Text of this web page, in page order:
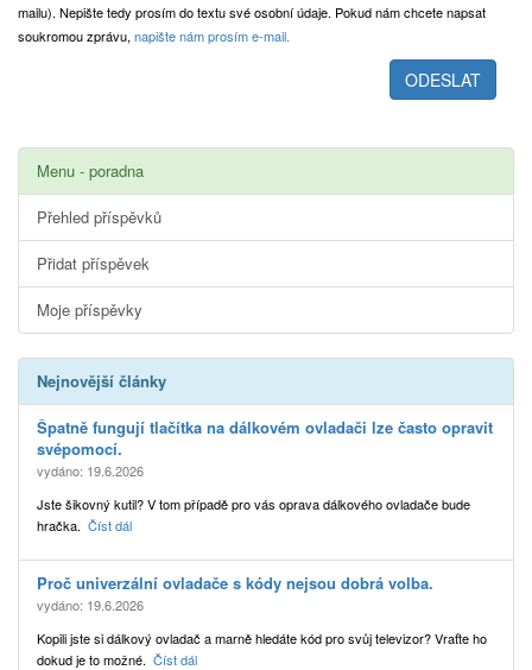
mailu). Nepište tedy prosím do textu své osobní údaje. Pokud nám chcete napsat
soukromou zprávu, napište nám prosím e-mail.
Menu - poradna
Přehled příspěvků
Přidat příspěvek
Moje příspěvky
Nejnovější články
Špatně fungují tlačítka na dálkovém ovladači lze často opravit
svépomocí.
vydáno: 19.6.2026
Jste šikovný kutil? V tom případě pro vás oprava dálkového ovladače bude
hračka. Číst dál
Proč univerzální ovladače s kódy nejsou dobrá volba.
vydáno: 19.6.2026
Kopili jste si dálkový ovladač a marně hledáte kód pro svůj televizor? Vraťte ho
dokud je to možné. Číst dál